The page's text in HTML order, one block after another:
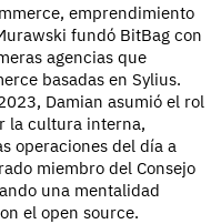
emprendimiento
fundó BitBag con
agencias que
basadas en Sylius.
Damian asumió el rol
la cultura interna,
operaciones del día a
miembro del Consejo
una mentalidad
el open source.